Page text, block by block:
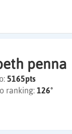
penna
5165pts
ranking: 126º